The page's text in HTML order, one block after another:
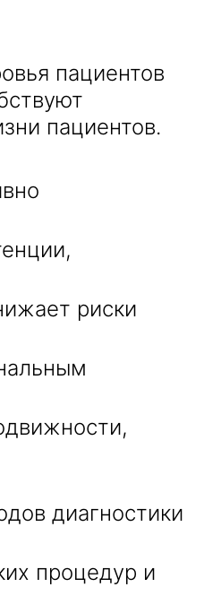
пациентов
пациентов.
риски
диагностики
процедур и